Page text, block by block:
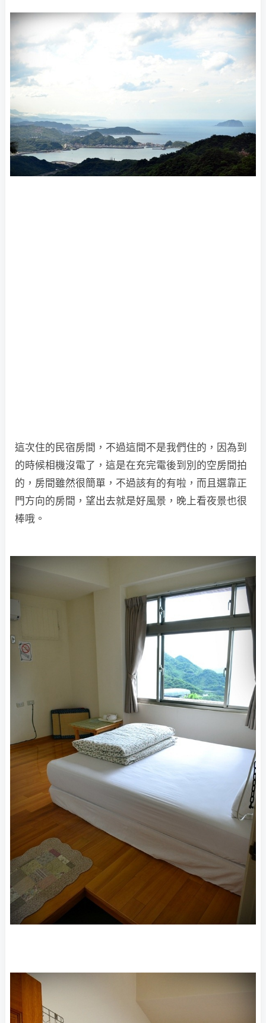
這次住的民宿房間，不過這間不是我們住的，因為到
的時候相機沒電了，這是在充完電後到別的空房間拍
的，房間雖然很簡單，不過該有的有啦，而且選靠正
門方向的房間，望出去就是好風景，晚上看夜景也很
棒哦。